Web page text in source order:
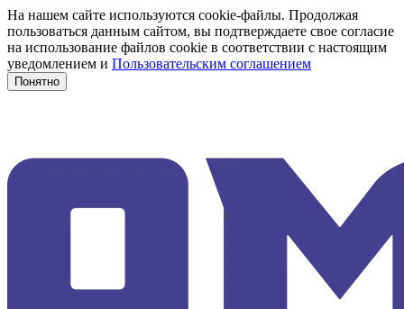
На нашем сайте используются cookie-файлы. Продолжая
пользоваться данным сайтом, вы подтверждаете свое согласие
на использование файлов cookie в соответствии с настоящим
уведомлением и Пользовательским соглашением
Понятно